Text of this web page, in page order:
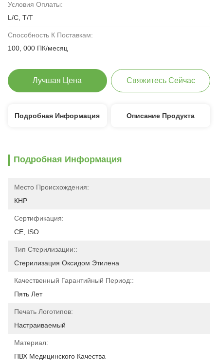
Условия Оплаты:
L/C, T/T
Способность К Поставкам:
100, 000 ПК/месяц
Лучшая Цена Свяжитесь Сейчас
Подробная Информация Описание Продукта
Подробная Информация
Место Происхождения:
КНР
Сертификация:
CE, ISO
Тип Стерилизации::
Стерилизация Оксидом Этилена
Качественный Гарантийный Период::
Пять Лет
Печать Логотипов:
Настраиваемый
Материал:
ПВХ Медицинского Качества